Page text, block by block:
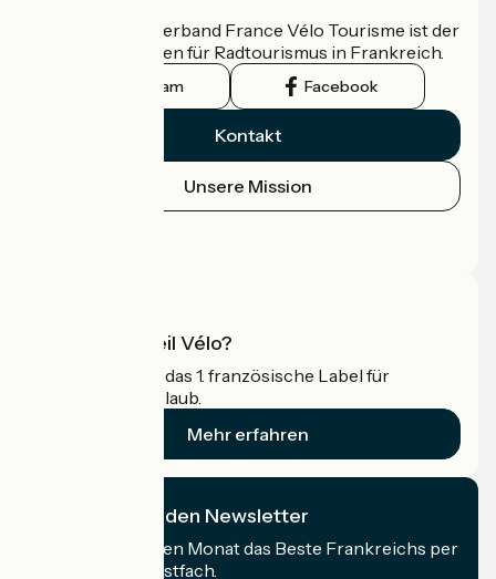
Der nationale Verband France Vélo Tourisme ist der
offizielle Leitfaden für Radtourismus in Frankreich.
Instagram Facebook
Kontakt
Unsere Mission
Was ist Accueil Vélo?
Accueil Vélo ist das 1. französische Label für
Radfahrer im Urlaub.
Mehr erfahren
Ich abonniere den Newsletter
Erhalten Sie jeden Monat das Beste Frankreichs per
Rad in Ihrem Postfach.